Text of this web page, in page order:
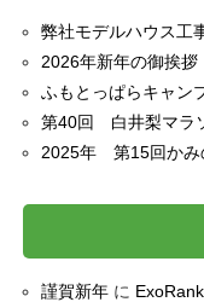
弊社モデルハウス工
2026年新年の御挨拶
ふもとっぱらキャン
第40回 白井梨マラ
2025年 第15回かみ
謹賀新年に